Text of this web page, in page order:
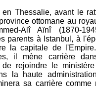
Thessalie, avant le
ottomane au
Alî Aïnî (1870-
parents à Istanbul, à
la capitale de
il mène carrière
de rejoindre le
la haute
sa carrière comme